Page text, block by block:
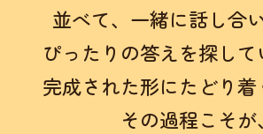
並べて、 一緒に話し合
ぴったりの答えを探して
完成された形にたどり着
その過程こそが、